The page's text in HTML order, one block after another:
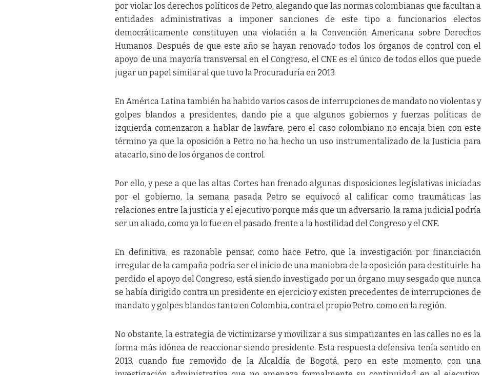
por violar los derechos políticos de Petro, alegando que las normas colombianas que facultan a
entidades administrativas a imponer sanciones de este tipo a funcionarios electos
democráticamente constituyen una violación a la Convención Americana sobre Derechos
Humanos. Después de que este año se hayan renovado todos los órganos de control con el
apoyo de una mayoría transversal en el Congreso, el CNE es el único de todos ellos que puede
jugar un papel similar al que tuvo la Procuraduría en 2013.
En América Latina también ha habido varios casos de interrupciones de mandato no violentas y
golpes blandos a presidentes, dando pie a que algunos gobiernos y fuerzas políticas de
izquierda comenzaron a hablar de lawfare, pero el caso colombiano no encaja bien con este
término ya que la oposición a Petro no ha hecho un uso instrumentalizado de la Justicia para
atacarlo, sino de los órganos de control.
Por ello, y pese a que las altas Cortes han frenado algunas disposiciones legislativas iniciadas
por el gobierno, la semana pasada Petro se equivocó al calificar como traumáticas las
relaciones entre la justicia y el ejecutivo porque más que un adversario, la rama judicial podría
ser un aliado, como ya lo fue en el pasado, frente a la hostilidad del Congreso y el CNE.
En definitiva, es razonable pensar, como hace Petro, que la investigación por financiación
irregular de la campaña podría ser el inicio de una maniobra de la oposición para destituirle: ha
perdido el apoyo del Congreso, está siendo investigado por un órgano muy sesgado que nunca
se había dirigido contra un presidente en ejercicio y existen precedentes de interrupciones de
mandato y golpes blandos tanto en Colombia, contra el propio Petro, como en la región.
No obstante, la estrategia de victimizarse y movilizar a sus simpatizantes en las calles no es la
forma más idónea de reaccionar siendo presidente. Esta respuesta defensiva tenía sentido en
2013, cuando fue removido de la Alcaldía de Bogotá, pero en este momento, con una